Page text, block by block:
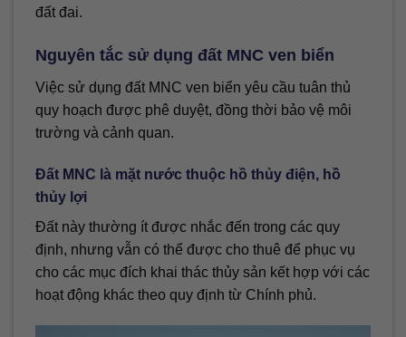
đất đai.
Nguyên tắc sử dụng đất MNC ven biển
Việc sử dụng đất MNC ven biển yêu cầu tuân thủ
quy hoạch được phê duyệt, đồng thời bảo vệ môi
trường và cảnh quan.
Đất MNC là mặt nước thuộc hồ thủy điện, hồ
thủy lợi
Đất này thường ít được nhắc đến trong các quy
định, nhưng vẫn có thể được cho thuê để phục vụ
cho các mục đích khai thác thủy sản kết hợp với các
hoạt động khác theo quy định từ Chính phủ.